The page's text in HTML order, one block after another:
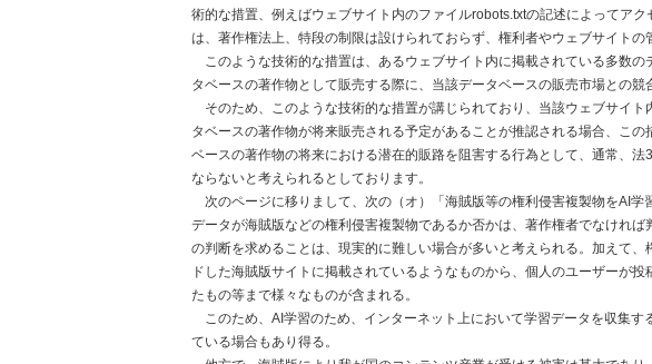
術的な措置、例えばウェブサイト内のファイルrobots.txtの記述によってア
は、著作権法上、特段の制限は設けられておらず、権利者やウェブサイトの
このような技術的な措置は、あるウェブサイト内に掲載されている多数
タベースの著作物として販売する際に、当該データベースの販売市場との競
そのため、このような技術的な措置が講じられており、当該ウェブサイ
タベースの著作物が将来販売される予定があることが推認される場合、こ
ベースの著作物の将来における潜在的販路を阻害する行為として、通常、
ならないと考えられるとしております。
次のページに移りまして、次の（オ）「海賊版等の権利侵害複製物をAI
データが海賊版などの権利侵害複製物であるか否かは、著作権者でなけれ
の判断を求めることは、現実的に難しい場合が多いと考えられる。加えて
ドした海賊版サイトに掲載されているようなものから、個人のユーザーが
たもの等まで様々なものが含まれる。
このため、AI学習のため、インターネット上において学習データを収集
ている場合もあり得る。